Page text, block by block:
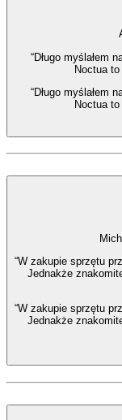
“Długo myślałem
Noctua
“Długo myślałem
Noctua
“W zakupie sprzętu
Jednakże
“W zakupie sprzętu
Jednakże